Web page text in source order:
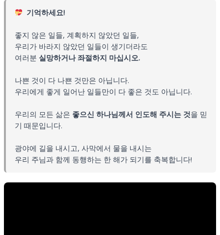
기억하세요!
좋지 않은 일들, 계획하지 않았던 일들,
우리가 바라지 않았던 일들이 생기더라도
여러분 실망하거나 좌절하지 마십시오.
나쁜 것이 다 나쁜 것만은 아닙니다.
우리에게 좋게 일어난 일들만이 다 좋은 것도 아닙니다.
우리의 모든 삶은 좋으신 하나님께서 인도해 주시는 것을 믿
기 때문입니다.
광야에 길을 내시고, 사막에서 물을 내시는
우리 주님과 함께 동행하는 한 해가 되기를 축복합니다!